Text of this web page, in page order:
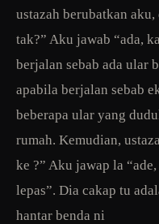
ustazah berubatkan
tak?” Aku jawab “ada,
berjalan sebab ada ular
apabila berjalan sebab
beberapa ular yang
rumah. Kemudian,
ke ?” Aku jawap la
lepas”. Dia cakap tu
hantar benda ni